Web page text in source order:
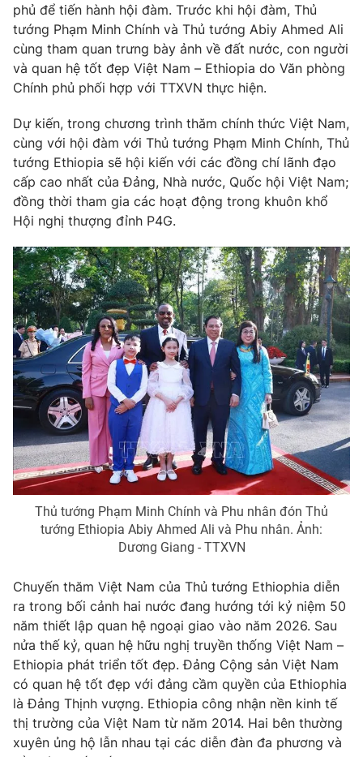
Cơ quan chủ quản:Đài Truyền hình Việt Nam
Cơ quan báo chí:Thời báo VTV
Giấy phép hoạt động báo in và báo điện tử số 483/GP-BTTTT
cấp ngày 29/12/2023
Phó Tổng Biên tập:
Nguyễn Thị Mỹ Hạnh, Phạm Quốc Thắng,
Nguyễn Trọng Ninh
Tổng đài VTV: 024.38 355 931 - 024.38 355 932
Ðiện thoại Thời báo VTV:024.66 897 897
Email:toasoan@vtv.vn
® Cấm sao chép dưới mọi hình thức nếu không có sự chấp
thuận bằng văn bản. Ghi rõ nguồn VTV.vn khi phát hành lại
thông tin từ website này.
phủ để tiến hành hội đàm. Trước khi hội đàm, Thủ
tướng Phạm Minh Chính và Thủ tướng Abiy Ahmed Ali
cùng tham quan trưng bày ảnh về đất nước, con người
và quan hệ tốt đẹp Việt Nam – Ethiopia do Văn phòng
Chính phủ phối hợp với TTXVN thực hiện.
Dự kiến, trong chương trình thăm chính thức Việt Nam,
cùng với hội đàm với Thủ tướng Phạm Minh Chính, Thủ
tướng Ethiopia sẽ hội kiến với các đồng chí lãnh đạo
cấp cao nhất của Đảng, Nhà nước, Quốc hội Việt Nam;
đồng thời tham gia các hoạt động trong khuôn khổ
Hội nghị thượng đỉnh P4G.
Thủ tướng Phạm Minh Chính và Phu nhân đón Thủ
tướng Ethiopia Abiy Ahmed Ali và Phu nhân. Ảnh:
Dương Giang - TTXVN
Chuyến thăm Việt Nam của Thủ tướng Ethiophia diễn
ra trong bối cảnh hai nước đang hướng tới kỷ niệm 50
năm thiết lập quan hệ ngoại giao vào năm 2026. Sau
nửa thế kỷ, quan hệ hữu nghị truyền thống Việt Nam –
Ethiopia phát triển tốt đẹp. Đảng Cộng sản Việt Nam
có quan hệ tốt đẹp với đảng cầm quyền của Ethiophia
là Đảng Thịnh vượng. Ethiopia công nhận nền kinh tế
thị trường của Việt Nam từ năm 2014. Hai bên thường
xuyên ủng hộ lẫn nhau tại các diễn đàn đa phương và